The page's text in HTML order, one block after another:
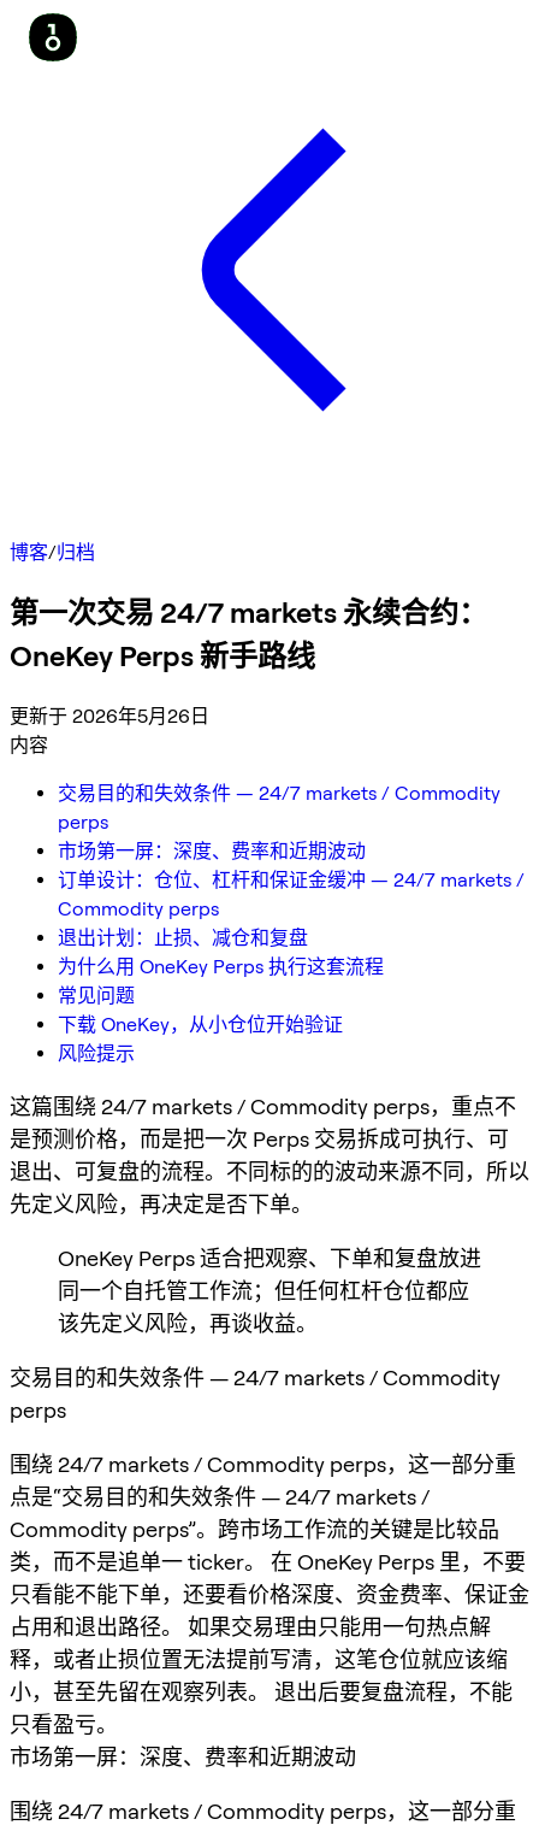
博客/归档
第一次交易 24/7 markets 永续合约：
OneKey Perps 新手路线
更新于 2026年5月26日
内容
交易目的和失效条件 — 24/7 markets / Commodity
perps
市场第一屏：深度、费率和近期波动
订单设计：仓位、杠杆和保证金缓冲 — 24/7 markets /
Commodity perps
退出计划：止损、减仓和复盘
为什么用 OneKey Perps 执行这套流程
常见问题
下载 OneKey，从小仓位开始验证
风险提示
这篇围绕 24/7 markets / Commodity perps，重点不
是预测价格，而是把一次 Perps 交易拆成可执行、可
退出、可复盘的流程。不同标的的波动来源不同，所以
先定义风险，再决定是否下单。
OneKey Perps 适合把观察、下单和复盘放进
同一个自托管工作流；但任何杠杆仓位都应
该先定义风险，再谈收益。
交易目的和失效条件 — 24/7 markets / Commodity
perps
围绕 24/7 markets / Commodity perps，这一部分重
点是“交易目的和失效条件 — 24/7 markets /
Commodity perps”。跨市场工作流的关键是比较品
类，而不是追单一 ticker。 在 OneKey Perps 里，不要
只看能不能下单，还要看价格深度、资金费率、保证金
占用和退出路径。 如果交易理由只能用一句热点解
释，或者止损位置无法提前写清，这笔仓位就应该缩
小，甚至先留在观察列表。 退出后要复盘流程，不能
只看盈亏。
市场第一屏：深度、费率和近期波动
围绕 24/7 markets / Commodity perps，这一部分重